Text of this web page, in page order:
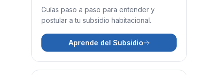
Guías paso a paso para entender y
postular a tu subsidio habitacional.
Aprende del Subsidio